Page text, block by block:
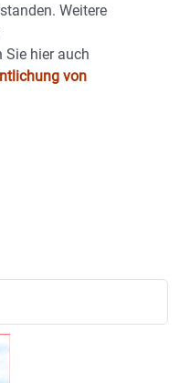
Weitere
Sie hier auch
von